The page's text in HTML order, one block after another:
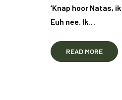
‘Knap hoor Natas,
Euh nee. Ik…
READ MORE